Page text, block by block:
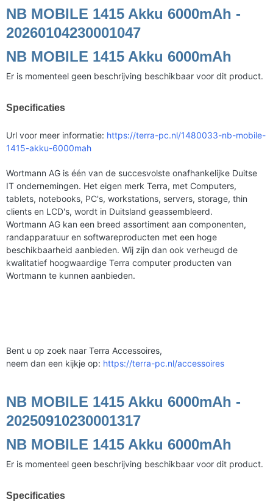
NB MOBILE 1415 Akku 6000mAh -
20260104230001047
NB MOBILE 1415 Akku 6000mAh
Er is momenteel geen beschrijving beschikbaar voor dit product.
Specificaties
Url voor meer informatie: https://terra-pc.nl/1480033-nb-mobile-
1415-akku-6000mah
Wortmann AG is één van de succesvolste onafhankelijke Duitse
IT ondernemingen. Het eigen merk Terra, met Computers,
tablets, notebooks, PC's, workstations, servers, storage, thin
clients en LCD's, wordt in Duitsland geassembleerd.
Wortmann AG kan een breed assortiment aan componenten,
randapparatuur en softwareproducten met een hoge
beschikbaarheid aanbieden. Wij zijn dan ook verheugd de
kwalitatief hoogwaardige Terra computer producten van
Wortmann te kunnen aanbieden.
Bent u op zoek naar Terra Accessoires,
neem dan een kijkje op: https://terra-pc.nl/accessoires
NB MOBILE 1415 Akku 6000mAh -
20250910230001317
NB MOBILE 1415 Akku 6000mAh
Er is momenteel geen beschrijving beschikbaar voor dit product.
Specificaties